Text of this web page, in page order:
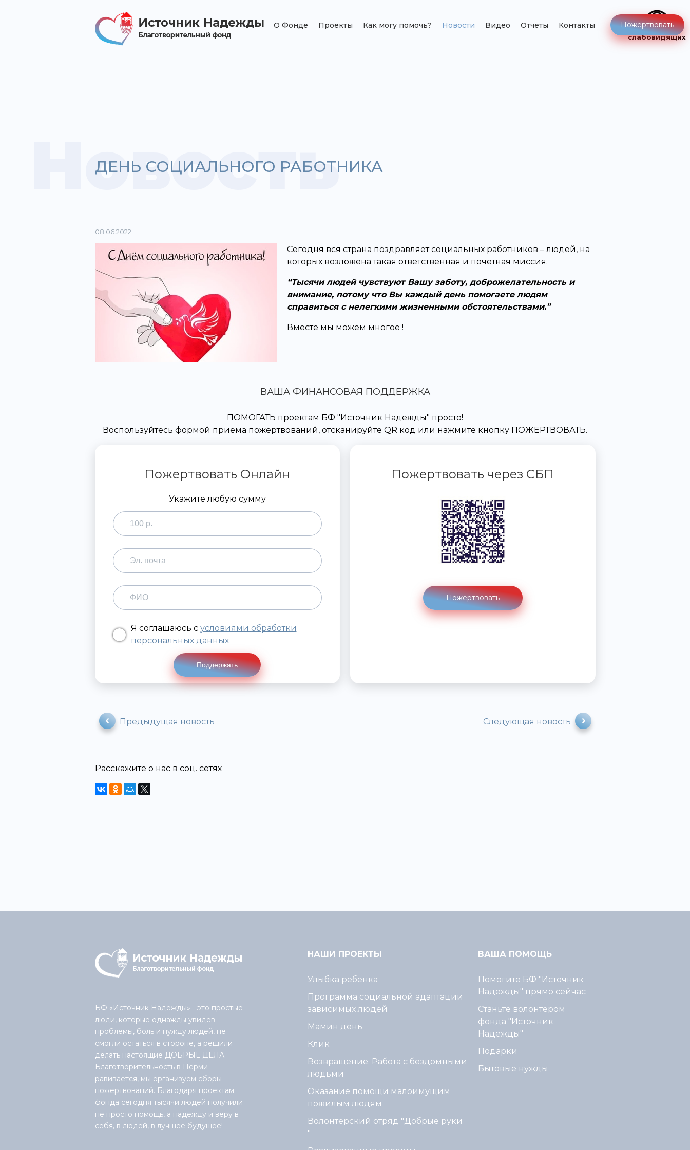
О Фонде Проекты Как могу помочь? Новости Видео Отчеты Контакты
Версия для
слабовидящих
Пожертвовать
Новость
ДЕНЬ СОЦИАЛЬНОГО РАБОТНИКА
08.06.2022
Сегодня вся страна поздравляет социальных работников – людей, на
которых возложена такая ответственная и почетная миссия.
Тысячи людей чувствуют Вашу заботу, доброжелательность и
внимание, потому что Вы каждый день помогаете людям
справиться с нелегкими жизненными обстоятельствами.
Вместе мы можем многое !
ВАША ФИНАНСОВАЯ ПОДДЕРЖКА
ПОМОГАТЬ проектам БФ "Источник Надежды" просто!
Воспользуйтесь формой приема пожертвований, отсканируйте QR код или нажмите кнопку ПОЖЕРТВОВАТЬ.
Пожертвовать Онлайн
Укажите любую сумму
Я соглашаюсь с условиями обработки
персональных данных
Поддержать
Пожертвовать через СБП
Пожертвовать
Предыдущая новость Следующая новость
Расскажите о нас в соц. сетях
БФ «Источник Надежды» - это простые
люди, которые однажды увидев
проблемы, боль и нужду людей, не
смогли остаться в стороне, а решили
делать настоящие ДОБРЫЕ ДЕЛА.
Благотворительность в Перми
равивается, мы организуем сборы
пожертвований. Благодаря проектам
фонда сегодня тысячи людей получили
не просто помощь, а надежду и веру в
себя, в людей, в лучшее будущее!
НАШИ ПРОЕКТЫ
Улыбка ребенка
Программа социальной адаптации
зависимых людей
Мамин день
Клик
Возвращение. Работа с бездомными
людьми
Оказание помощи малоимущим
пожилым людям
Волонтерский отряд "Добрые руки
"
ВАША ПОМОЩЬ
Помогите БФ "Источник
Надежды" прямо сейчас
Станьте волонтером
фонда "Источник
Надежды"
Подарки
Бытовые нужды